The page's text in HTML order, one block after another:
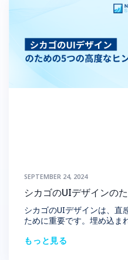
SEPTEMBER 24, 2024
シカゴのUIデザインの
シカゴのUIデザインは、直
ために重要です。埋め込ま
ーするためのトップヒント
もっと見る